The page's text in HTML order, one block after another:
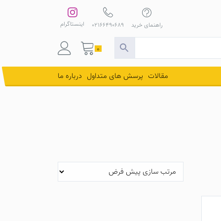
0
راهنمای خرید 02166490689 اینستاگرام
مقالات پرسش های متداول درباره ما